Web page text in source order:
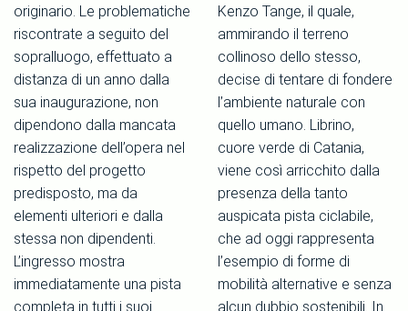
originario. Le problematiche
riscontrate a seguito del
sopralluogo, effettuato a
distanza di un anno dalla
sua inaugurazione, non
dipendono dalla mancata
realizzazione dell’opera nel
rispetto del progetto
predisposto, ma da
elementi ulteriori e dalla
stessa non dipendenti.
L’ingresso mostra
immediatamente una pista
completa in tutti i suoi
Kenzo Tange, il quale,
ammirando il terreno
collinoso dello stesso,
decise di tentare di fondere
l’ambiente naturale con
quello umano. Librino,
cuore verde di Catania,
viene così arricchito dalla
presenza della tanto
auspicata pista ciclabile,
che ad oggi rappresenta
l’esempio di forme di
mobilità alternative e senza
alcun dubbio sostenibili. In